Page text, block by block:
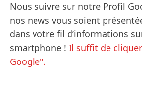
Nous suivre sur notre Profil
nos news vous soient
dans votre fil d’informations
smartphone ! Il suffit de
Google".